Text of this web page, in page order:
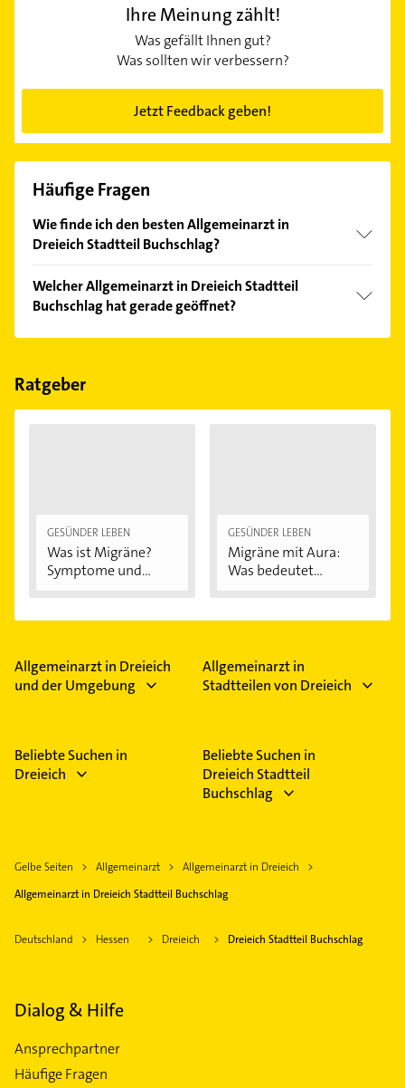
Ihre Meinung zählt!
Was gefällt Ihnen gut?
Was sollten wir verbessern?
Jetzt Feedback geben!
Häufige Fragen
Wie finde ich den besten Allgemeinarzt in
Dreieich Stadtteil Buchschlag?
Kundenmeinungen und profitieren Sie von den
Empfehlungen. Die Suchergebnisse können Sie sich
einfach nachBewertungensortiert anzeigen lassen.
Welcher Allgemeinarzt in Dreieich Stadtteil
Buchschlag hat gerade geöffnet?
Im Anbieter-Bereich finden Sie alleÖffnungszeiten.
Feiertagen abweichen können.
Ratgeber
GESÜNDER LEBEN
Was ist Migräne?
Symptome und...
GESÜNDER LEBEN
Migräne mit Aura:
Was bedeutet...
Allgemeinarzt in Dreieich
und der Umgebung
Allgemeinarzt in
Stadtteilen von Dreieich
Beliebte Suchen in
Dreieich
Beliebte Suchen in
Dreieich Stadtteil
Buchschlag
Gelbe Seiten Allgemeinarzt
Allgemeinarzt in Dreieich
Allgemeinarzt in Dreieich Stadtteil Buchschlag
Deutschland Hessen Dreieich Dreieich Stadtteil Buchschlag
Dialog & Hilfe
Ansprechpartner
Häufige Fragen